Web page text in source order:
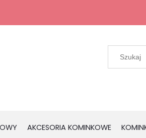
AKCESORIA KOMINKOWE